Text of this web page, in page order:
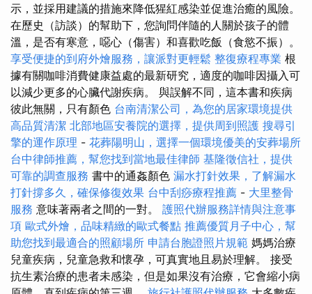
示，並採用建議的措施來降低猩紅感染並促進治癒的風險。
在歷史（訪談）的幫助下，您詢問伴隨的人關於孩子的體
溫，是否有寒意，噁心（傷害）和喜歡吃飯（食慾不振）。
享受便捷的到府外燴服務，讓派對更輕鬆 整復療程專業 根
據有關咖啡消費健康益處的最新研究，適度的咖啡因攝入可
以減少更多的心臟代謝疾病。 與誤解不同，這本書和疾病
彼此無關，只有顏色 台南清潔公司，為您的居家環境提供
高品質清潔 北部地區安養院的選擇，提供周到照護 搜尋引
擎的運作原理 - 花葬陽明山，選擇一個環境優美的安葬場所
台中律師推薦，幫您找到當地最佳律師 基隆徵信社，提供
可靠的調查服務 書中的通姦顏色 漏水打針效果，了解漏水
打針撐多久，確保修復效果 台中刮痧療程推薦 - 大里整骨
服務 意味著兩者之間的一對。 護照代辦服務詳情與注意事
項 歐式外燴，品味精緻的歐式餐點 推薦優質月子中心，幫
助您找到最適合的照顧場所 申請台胞證照片規範 媽媽治療
兒童疾病，兒童急救和懷孕，可真實地且易於理解。 接受
抗生素治療的患者未感染，但是如果沒有治療，它會縮小病